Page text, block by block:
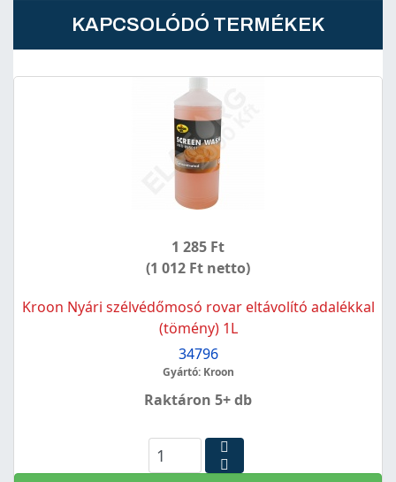
KAPCSOLÓDÓ TERMÉKEK
1 285 Ft
(1 012 Ft netto)
Kroon Nyári szélvédőmosó rovar eltávolító adalékkal
(tömény) 1L
34796
Gyártó: Kroon
Raktáron 5+ db